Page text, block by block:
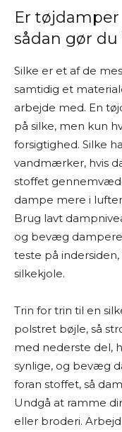
Er tøjdamper
sådan gør du
Silke er et af de
samtidig et
arbejde med. En
på silke, men kun
forsigtighed. Silke
vandmærker, hvis
stoffet
dampe mere i
Brug lavt
og bevæg
teste på
silkekjole.
Trin for trin til en
polstret bøjle, så
med nederste del,
synlige, og bevæg
foran stoffet, så
Undgå at ramme
eller broderi.